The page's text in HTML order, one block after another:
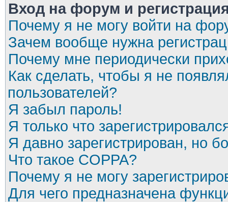
Вход на форум и
Почему я не могу войти на
Зачем вообще нужна
Почему мне периодически
Как сделать, чтобы я не
пользователей?
Я забыл пароль!
Я только что
Я давно зарегистрирован, но
Что такое COPPA?
Почему я не могу
Для чего предназначена